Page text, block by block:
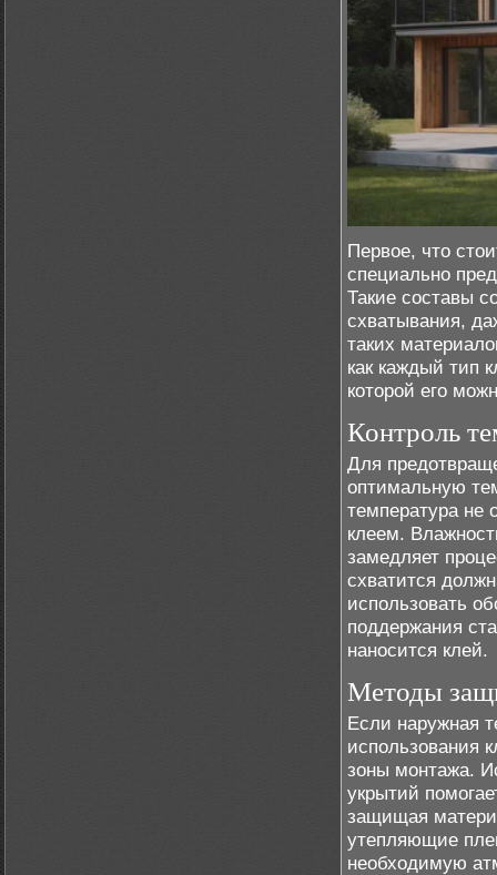
Первое, что
специально
Такие составы
схватывания,
таких
как каждый тип
которой его
Контроль
Для
оптимальную
температура не
клеем.
замедляет
схватится
использовать
поддержания
наносится клей.
Методы
Если наружная
использования
зоны монтажа.
укрытий
защищая
утепляющие
необходимую